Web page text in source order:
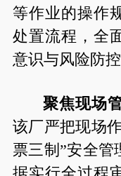
等作业的操作
处置流程，全
意识与风险防控
聚焦现场
该厂严把现场
票三制”安全管